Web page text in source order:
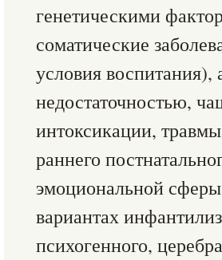
генетическими
соматические
условия воспитания),
недостаточностью,
интоксикации,
раннего
эмоциональной
вариантах
психогенного,